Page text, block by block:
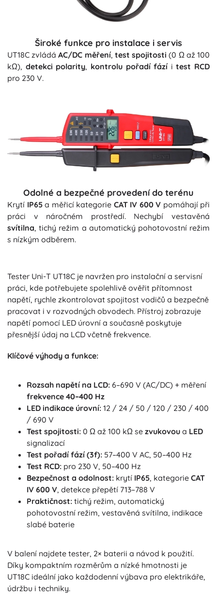
Široké funkce pro instalace i servis
UT18C zvládáAC/DC měření, test spojitosti (0 Ω až 100
kΩ), detekci polarity, kontrolu pořadí fází itest RCD
pro 230 V.
Odolné a bezpečné provedení do terénu
Krytí IP65a měřicí kategorie CAT IV 600 V pomáhají při
práci v náročném prostředí. Nechybí vestavěná
svítilna, tichý režim a automatický pohotovostní režim
s nízkým odběrem.
Tester Uni-T UT18C je navržen pro instalační a servisní
práci, kde potřebujete spolehlivě ověřit přítomnost
napětí, rychle zkontrolovat spojitost vodičů a bezpečně
pracovat i v rozvodných obvodech. Přístroj zobrazuje
napětí pomocí LED úrovní a současně poskytuje
přesnější údaj na LCD včetně frekvence.
Klíčové výhody a funkce:
Rozsah napětí na LCD: 6–690 V (AC/DC) + měření
frekvence 40–400 Hz
LED indikace úrovní: 12 / 24 / 50 / 120 / 230 / 400
/ 690 V
Test spojitosti: 0 Ω až 100 kΩ se zvukovou a LED
signalizací
Test pořadí fází (3f): 57–400 V AC, 50–400 Hz
Test RCD: pro 230 V, 50–400 Hz
Bezpečnost a odolnost: krytí IP65, kategorie CAT
IV 600 V, detekce přepětí 713–788 V
Praktičnost: tichý režim, automatický
pohotovostní režim, vestavěná svítilna, indikace
slabé baterie
V balení najdete tester, 2× baterii a návod k použití.
Díky kompaktním rozměrům a nízké hmotnosti je
UT18C ideální jako každodenní výbava pro elektrikáře,
údržbu i techniky.